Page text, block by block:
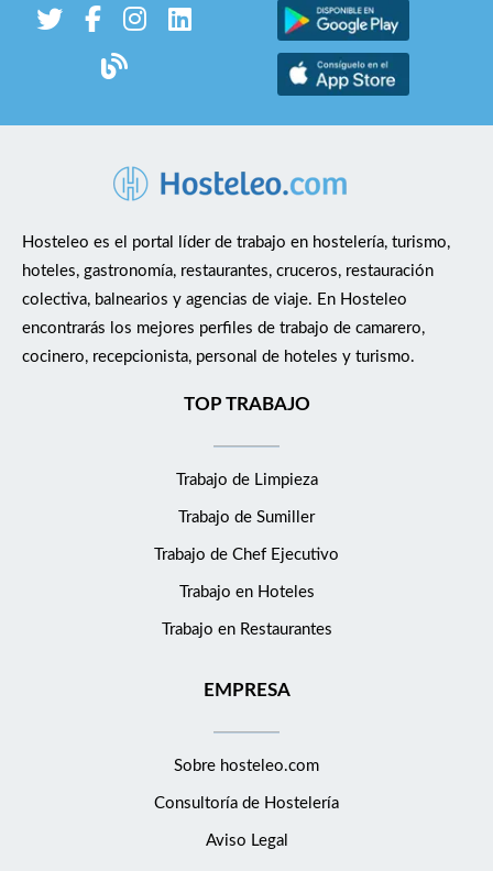
Hosteleo es el portal líder de trabajo en hostelería, turismo,
hoteles, gastronomía, restaurantes, cruceros, restauración
colectiva, balnearios y agencias de viaje. En Hosteleo
encontrarás los mejores perfiles de trabajo de camarero,
cocinero, recepcionista, personal de hoteles y turismo.
TOP TRABAJO
Trabajo de Limpieza
Trabajo de Sumiller
Trabajo de Chef Ejecutivo
Trabajo en Hoteles
Trabajo en Restaurantes
EMPRESA
Sobre hosteleo.com
Consultoría de Hostelería
Aviso Legal